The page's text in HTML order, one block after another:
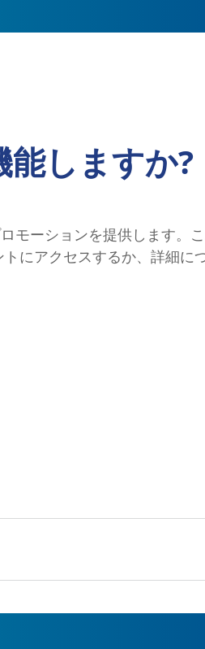
しますか?
モーションを提供します。
にアクセスするか、詳細に